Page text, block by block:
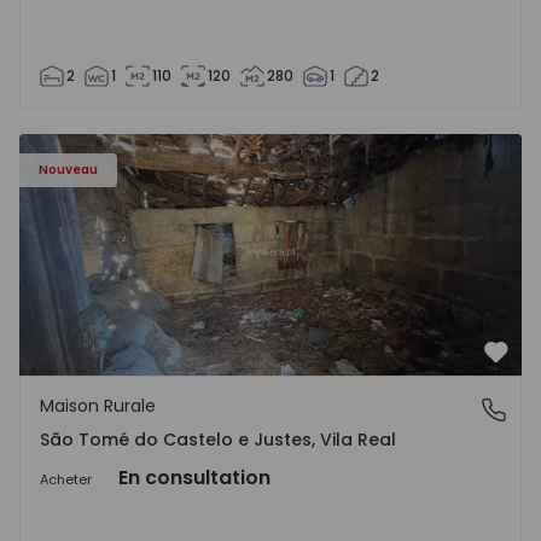
2 1 110 120 280 1 2
Nouveau
Maison Vila Real, São Tomé do Castelo e Justes -
São Tomé do Castelo e Justes, Vila Real
Maison Rurale
São Tomé do Castelo e Justes, Vila Real
Acheter En consultation